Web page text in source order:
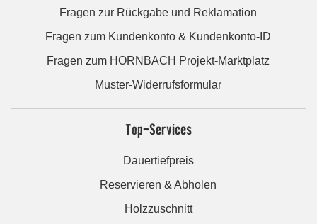
Fragen zur Rückgabe und Reklamation
Fragen zum Kundenkonto & Kundenkonto-ID
Fragen zum HORNBACH Projekt-Marktplatz
Muster-Widerrufsformular
Top-Services
Dauertiefpreis
Reservieren & Abholen
Holzzuschnitt